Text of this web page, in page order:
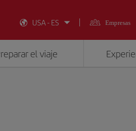
USA - ES
Empresas
el viaje